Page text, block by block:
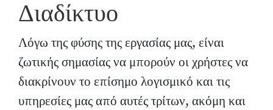
Διαδίκτυο
Λόγω της φύσης της εργασίας μας, είναι
ζωτικής σημασίας να μπορούν οι χρήστες να
διακρίνουν το επίσημο λογισμικό και τις
υπηρεσίες μας από αυτές τρίτων, ακόμη και